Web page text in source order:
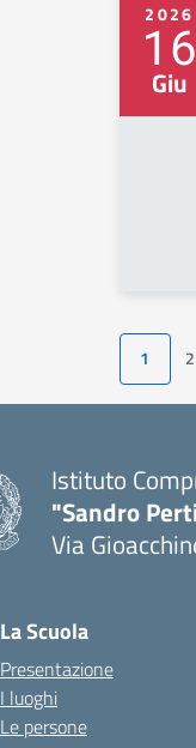
2026
16
Giu
1 2
Istituto
"Sandro
Via
La Scuola
Presentazione
I luoghi
Le persone